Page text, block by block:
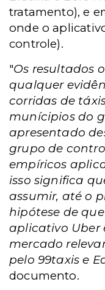
tratamento), e
onde o
controle).
"Os resultados
qualquer
corridas de
munícipios do
apresentado
grupo de
empíricos
isso significa
assumir, até o
hipótese de
aplicativo Uber
mercado
pelo 99taxis e
documento.